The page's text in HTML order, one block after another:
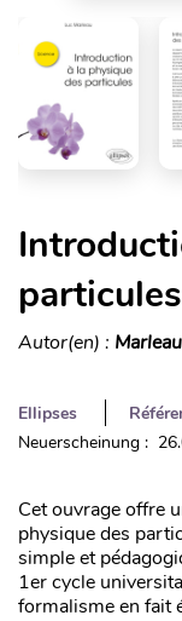
particules
Autor(en) :
Ellipses
Neuerscheinung :
Cet ouvrage offre
physique des
simple et
1er cycle
formalisme en fait